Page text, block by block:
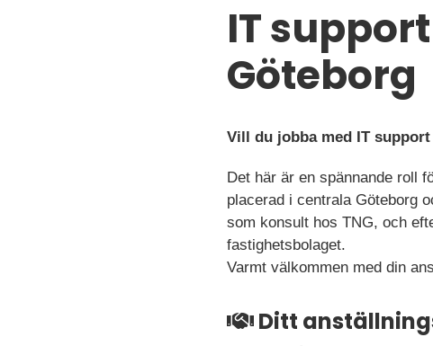
IT
Göteborg
Vill du jobba med IT
Det här är en spännande roll
placerad i centrala Göteborg
som konsult hos TNG, och
fastighetsbolaget.
Varmt välkommen med din
Ditt